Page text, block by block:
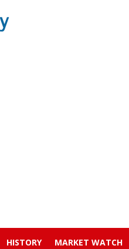
HISTORY MARKET WATCH